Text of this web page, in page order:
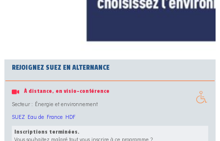
REJOIGNEZ SUEZ EN ALTERNANCE
À distance, en visio-conférence
Secteur : Énergie et environnement
SUEZ Eau de France HDF
Inscriptions terminées.
Vous souhaitez malgré tout vous inscrire à ce programme ?